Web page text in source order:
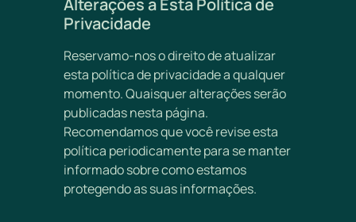
Alterações a Esta Política de
Privacidade
Reservamo-nos o direito de atualizar
esta política de privacidade a qualquer
momento. Quaisquer alterações serão
publicadas nesta página.
Recomendamos que você revise esta
política periodicamente para se manter
informado sobre como estamos
protegendo as suas informações.